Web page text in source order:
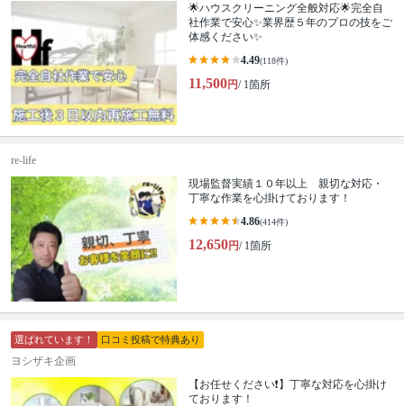
🌟ハウスクリーニング全般対応🌟完全自
社作業で安心✨業界歴５年のプロの技をご
体感ください✨
4.49(118件)
11,500円/ 1箇所
re-life
現場監督実績１０年以上 親切な対応・
丁寧な作業を心掛けております！
4.86(414件)
12,650円/ 1箇所
選ばれています！ 口コミ投稿で特典あり
ヨシザキ企画
【お任せください❗️】丁寧な対応を心掛け
ております！